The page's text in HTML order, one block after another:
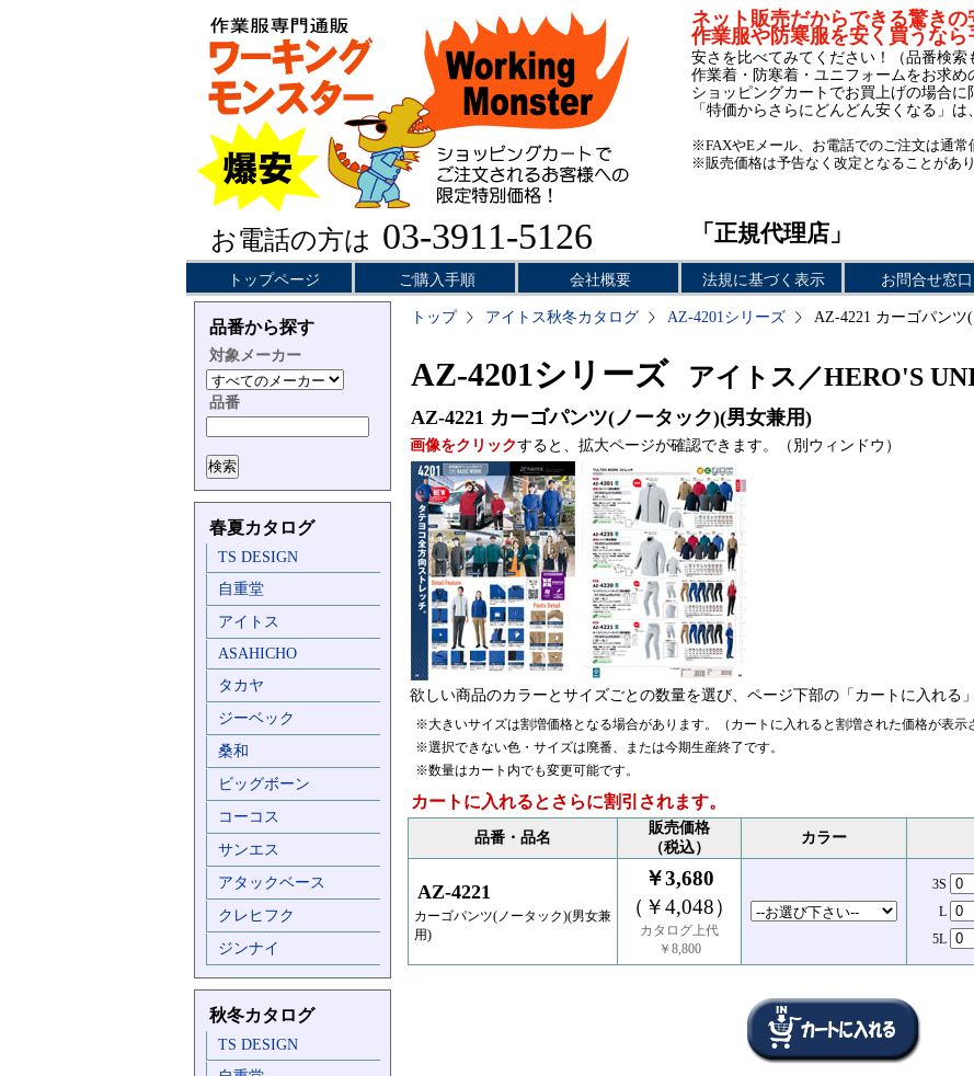
お電話の方は 03-3911-5126
ネット販売だからできる驚きの
作業服や防寒服を安く買うなら
安さを比べてみてください！（品番検索
作業着・防寒着・ユニフォームをお求め
ショッピングカートでお買上げの場合に
「特価からさらにどんどん安くなる」は
※FAXやEメール、お電話でのご注文は通常
※販売価格は予告なく改定となることがあり
「正規代理店」
トップページ ご購入手順 会社概要 法規に基づく表示 お問合せ窓口
品番から探す
対象メーカー
品番
春夏カタログ
TS DESIGN
自重堂
アイトス
ASAHICHO
タカヤ
ジーベック
桑和
ビッグボーン
コーコス
サンエス
アタックベース
クレヒフク
ジンナイ
秋冬カタログ
TS DESIGN
トップ アイトス秋冬カタログ AZ-4201シリーズ AZ-4221 カーゴパン
AZ-4201シリーズ アイトス／HERO'S
AZ-4221 カーゴパンツ(ノータック)(男女兼用)
画像をクリックすると、拡大ページが確認できます。（別ウィンドウ）
欲しい商品のカラーとサイズごとの数量を選び、ページ下部の「カートに入れる
※大きいサイズは割増価格となる場合があります。（カートに入れると割増された価格が表示
※選択できない色・サイズは廃番、または今期生産終了です。
※数量はカート内でも変更可能です。
カートに入れるとさらに割引されます。
品番・品名
販売価格
（税込）
カラー
AZ-4221
カーゴパンツ(ノータック)(男女兼
用)
￥3,680
（￥4,048）
カタログ上代
￥8,800
3S
L
5L